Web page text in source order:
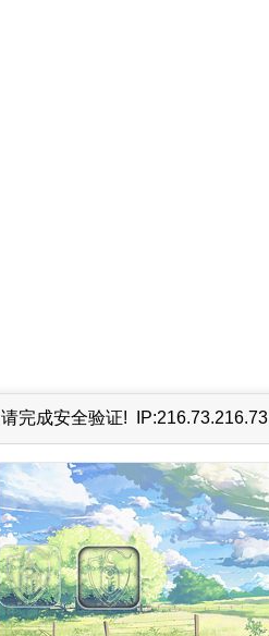
请完成安全验证! IP:216.73.216.73